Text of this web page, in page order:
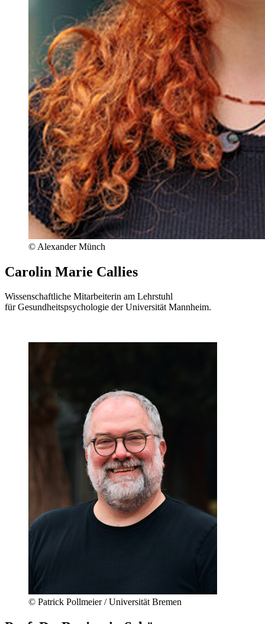
© Alexander Münch
Carolin Marie Callies
Wissenschaftliche Mitarbeiterin am Lehrstuhl
für Gesundheitspsychologie der Universität Mannheim.
© Patrick Pollmeier / Universität Bremen